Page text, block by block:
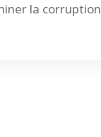
la corruption